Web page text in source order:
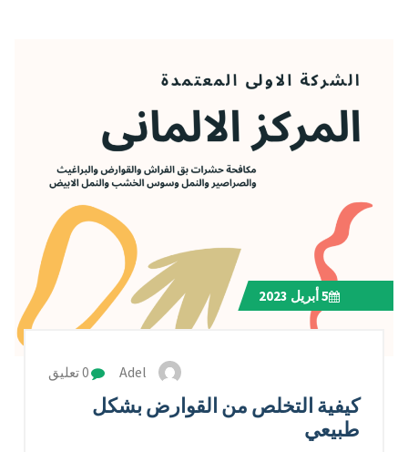
5 أبريل 2023
Adel
كيفية التخلص من القوارض بشكل
طبيعي